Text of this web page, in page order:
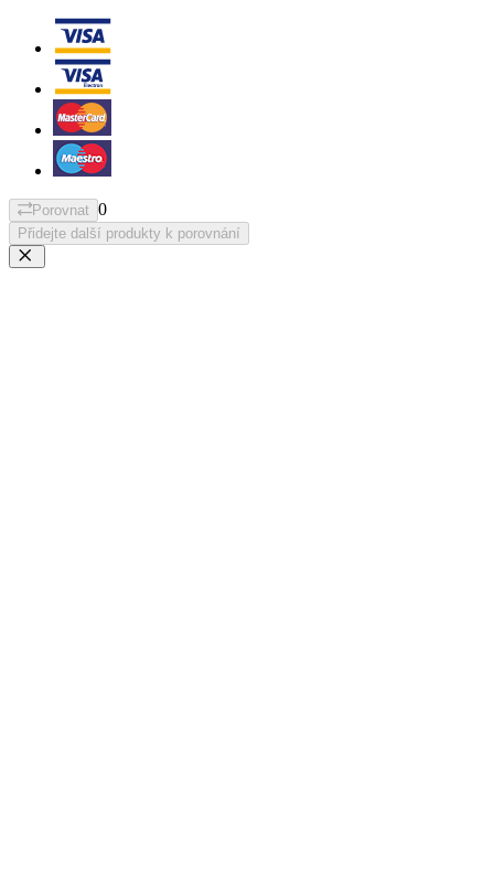
Porovnat 0
Přidejte další produkty k porovnání